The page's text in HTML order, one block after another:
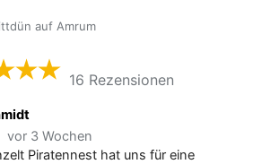
auf Amrum
16 Rezensionen
vor 3 Wochen
Piratennest hat uns für eine